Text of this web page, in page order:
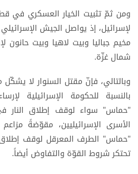
ومن ثمّ تثبيت الخيار العسكري في
لإسرائيل، إذ يواصل الجيش
مخيم جباليا وبيت لاهيا وبيت حانون
شمال غزّة.
وبالتالي، فإنّ مقتل السنوار لا يشكّل
بالنسبة للحكومة الإسرائيلية
"حماس" سواء لوقف إطلاق النار
الأسرى الإسرائيليين، مقوّضةً
"حماس" الطرف المعرقل لوقف إطلاق
تحتكر شروط القوّة والتفاوض أيضاً.